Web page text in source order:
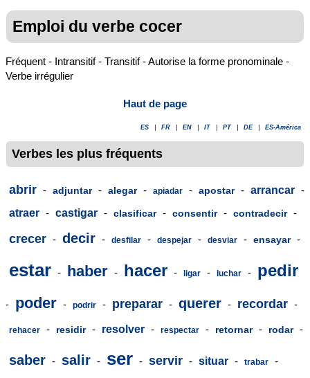
Emploi du verbe cocer
Fréquent - Intransitif - Transitif - Autorise la forme pronominale -
Verbe irrégulier
Haut de page
ES FR EN IT PT DE ES-América
Verbes les plus fréquents
abrir - adjuntar - alegar - apiadar - apostar - arrancar -
atraer - castigar - clasificar - consentir - contradecir -
crecer - decir - desfilar - despejar - desviar - ensayar -
estar - haber - hacer - ligar - luchar - pedir
- poder - podrir - preparar - querer - recordar -
rehacer - residir - resolver - respectar - retornar - rodar -
saber - salir - ser - servir - situar - trabar -